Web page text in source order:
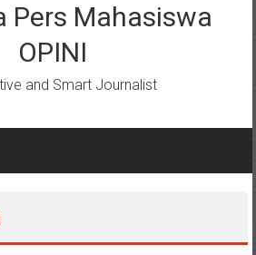
Pers Mahasiswa
OPINI
and Smart Journalist